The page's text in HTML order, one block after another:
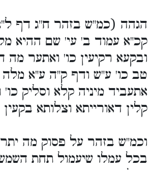
הגהה (כמ"ש בזהר ח"ג דף
קכ"א עמוד ב' עי' שם ההיא
ובקעא רקיעין כו' ואתער
טב כו' ע"ש ודף ק"ה ע"א מלה
אתעביד מיניה קלא וסליק
קלין דאורייתא וצלותא
וכמ"ש בזהר על פסוק מה
בכל עמלו שיעמול תחת